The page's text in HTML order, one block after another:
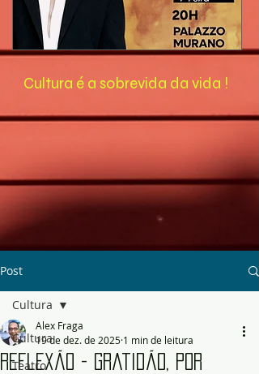
Cultura é a sobrevida da vida !
Post
Cultura
Teatro
Cultura
Reflexão - Gratidão, por
Alex Fraga
19 de dez. de 2025 1 min de leitura